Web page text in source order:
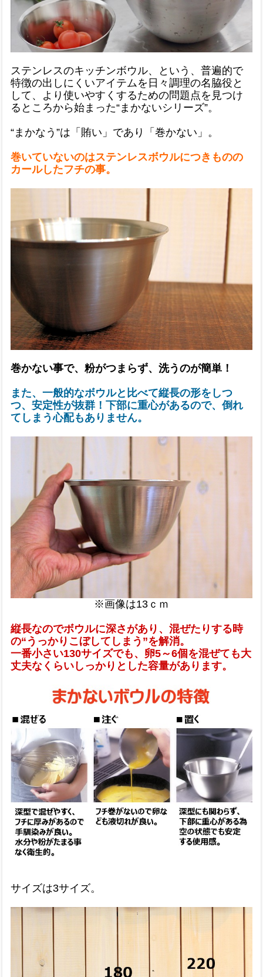
ステンレスのキッチンボウル、という、普遍的で
特徴の出しにくいアイテムを日々調理の名脇役と
して、より使いやすくするための問題点を見つけ
るところから始まった“まかないシリーズ”。
“まかなう”は「賄い」であり「巻かない」。
巻いていないのはステンレスボウルにつきものの
カールしたフチの事。
巻かない事で、粉がつまらず、洗うのが簡単！
また、一般的なボウルと比べて縦長の形をしつ
つ、安定性が抜群！下部に重心があるので、倒れ
てしまう心配もありません。
※画像は13ｃｍ
縦長なのでボウルに深さがあり、混ぜたりする時
の“うっかりこぼしてしまう”を解消。
一番小さい130サイズでも、卵5～6個を混ぜても大
丈夫なくらいしっかりとした容量があります。
サイズは3サイズ。